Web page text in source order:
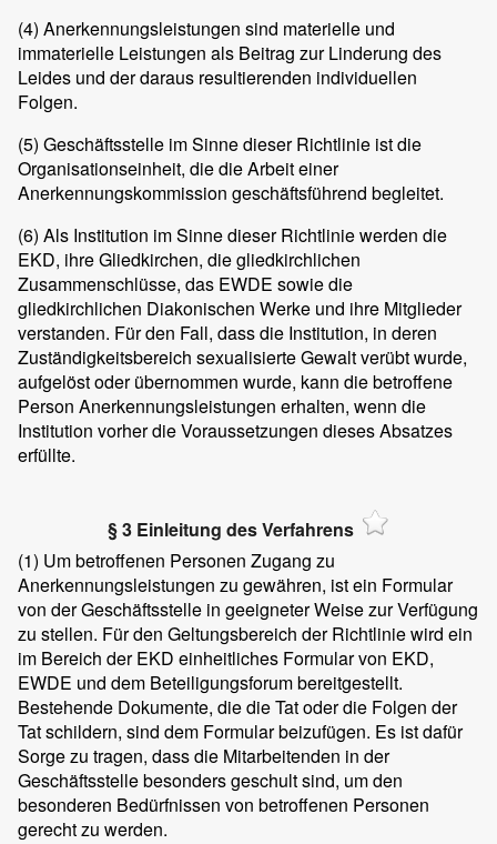
(4) Anerkennungsleistungen sind materielle und
immaterielle Leistungen als Beitrag zur Linderung des
Leides und der daraus resultierenden individuellen
Folgen.
(5) Geschäftsstelle im Sinne dieser Richtlinie ist die
Organisationseinheit, die die Arbeit einer
Anerkennungskommission geschäftsführend begleitet.
(6) Als Institution im Sinne dieser Richtlinie werden die
EKD, ihre Gliedkirchen, die gliedkirchlichen
Zusammenschlüsse, das EWDE sowie die
gliedkirchlichen Diakonischen Werke und ihre Mitglieder
verstanden. Für den Fall, dass die Institution, in deren
Zuständigkeitsbereich sexualisierte Gewalt verübt wurde,
aufgelöst oder übernommen wurde, kann die betroffene
Person Anerkennungsleistungen erhalten, wenn die
Institution vorher die Voraussetzungen dieses Absatzes
erfüllte.
§ 3 Einleitung des Verfahrens
(1) Um betroffenen Personen Zugang zu
Anerkennungsleistungen zu gewähren, ist ein Formular
von der Geschäftsstelle in geeigneter Weise zur Verfügung
zu stellen. Für den Geltungsbereich der Richtlinie wird ein
im Bereich der EKD einheitliches Formular von EKD,
EWDE und dem Beteiligungsforum bereitgestellt.
Bestehende Dokumente, die die Tat oder die Folgen der
Tat schildern, sind dem Formular beizufügen. Es ist dafür
Sorge zu tragen, dass die Mitarbeitenden in der
Geschäftsstelle besonders geschult sind, um den
besonderen Bedürfnissen von betroffenen Personen
gerecht zu werden.